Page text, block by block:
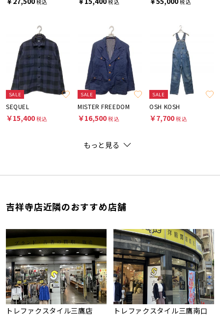
税込 税込 税込
SALE
SEQUEL
￥15,400税込
SALE
MISTER FREEDOM
￥16,500税込
SALE
OSH KOSH
￥7,700税込
もっと見る
吉祥寺店近隣のおすすめ店舗
トレファクスタイル三鷹店
トレファクスタイル三鷹南口